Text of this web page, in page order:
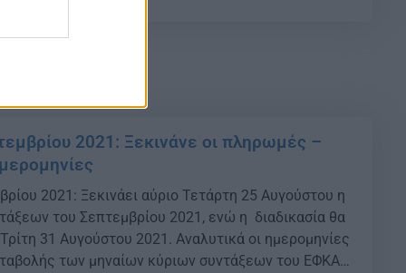
2021: Ξεκινάνε οι πληρωμές –
2021: Ξεκινάει αύριο Τετάρτη 25 Αυγούστου η
του Σεπτεμβρίου 2021, ενώ η διαδικασία θα
31 Αυγούστου 2021. Αναλυτικά οι ημερομηνίες
των μηναίων κύριων συντάξεων του ΕΦΚΑ